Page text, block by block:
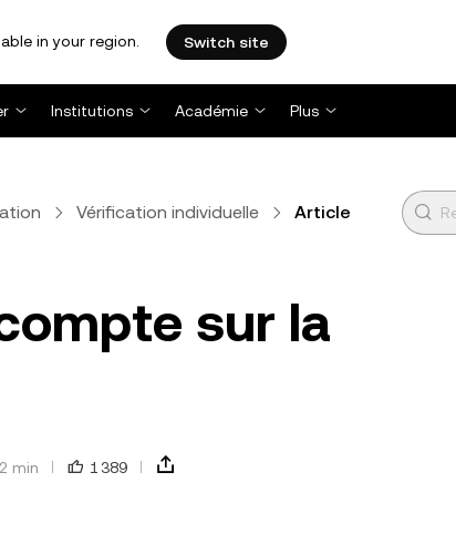
in your region. Switch site
Institutions Académie Plus
Vérification individuelle Article
sur la
min 1 389